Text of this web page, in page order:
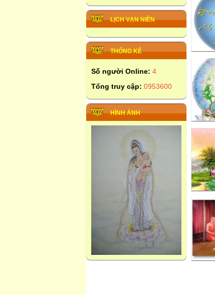
LỊCH VẠN NIÊN
THỐNG KÊ
Số người Online: 4
Tổng truy cập: 0953600
HÌNH ẢNH